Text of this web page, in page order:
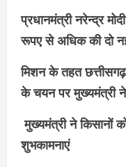
प्रधानमंत्री नरेन्द्र
रूपए से अधिक की दो
मिशन के तहत
के चयन पर मुख्यमंत्री ने
मुख्यमंत्री ने किसानों
शुभकामनाएं